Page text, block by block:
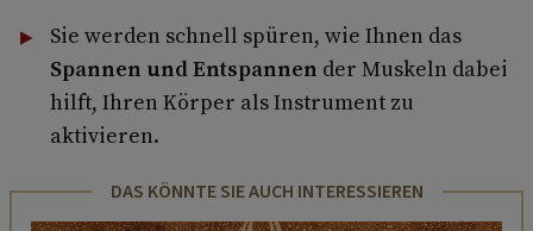
Sie werden schnell spüren, wie Ihnen das
Spannen und Entspannen der Muskeln dabei
hilft, Ihren Körper als Instrument zu
aktivieren.
DAS KÖNNTE SIE AUCH INTERESSIEREN